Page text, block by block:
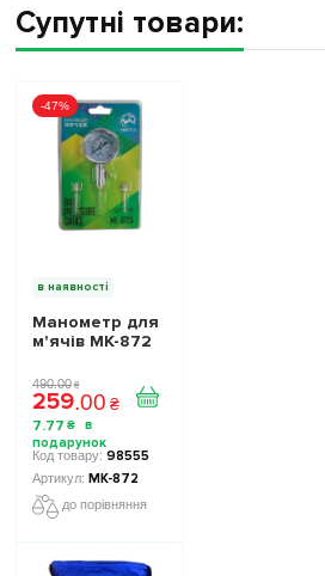
Супутні товари:
-47%
в наявності
Манометр для
м'ячів МК-872
490.00 ₴
259.00 ₴
7.77 ₴
98555
МК-872
до порівняння